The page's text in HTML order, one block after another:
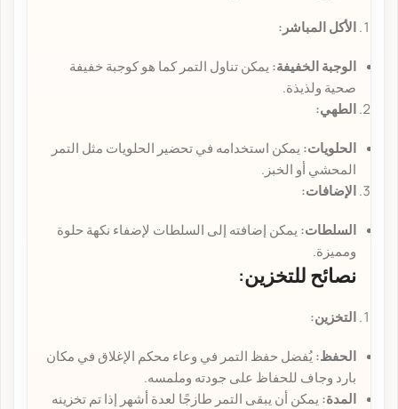
الأكل المباشر:
الوجبة الخفيفة: يمكن تناول التمر كما هو كوجبة خفيفة
صحية ولذيذة.
الطهي:
الحلويات: يمكن استخدامه في تحضير الحلويات مثل التمر
المحشي أو الخبز.
الإضافات:
السلطات: يمكن إضافته إلى السلطات لإضفاء نكهة حلوة
ومميزة.
نصائح للتخزين:
التخزين:
الحفظ:يُفضل حفظ التمر في وعاء محكم الإغلاق في مكان
بارد وجاف للحفاظ على جودته وملمسه.
المدة: يمكن أن يبقى التمر طازجًا لعدة أشهر إذا تم تخزينه